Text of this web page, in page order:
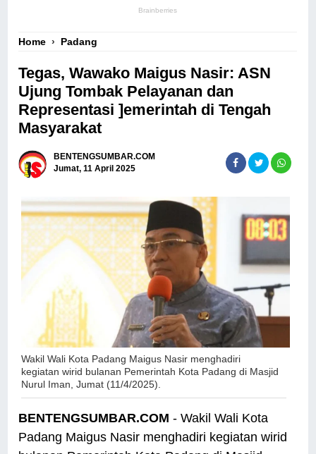
Home › Padang
Tegas, Wawako Maigus Nasir: ASN
Ujung Tombak Pelayanan dan
Representasi ]emerintah di Tengah
Masyarakat
BENTENGSUMBAR.COM
Jumat, 11 April 2025
Wakil Wali Kota Padang Maigus Nasir menghadiri
kegiatan wirid bulanan Pemerintah Kota Padang di Masjid
Nurul Iman, Jumat (11/4/2025).
BENTENGSUMBAR.COM - Wakil Wali Kota
Padang Maigus Nasir menghadiri kegiatan wirid